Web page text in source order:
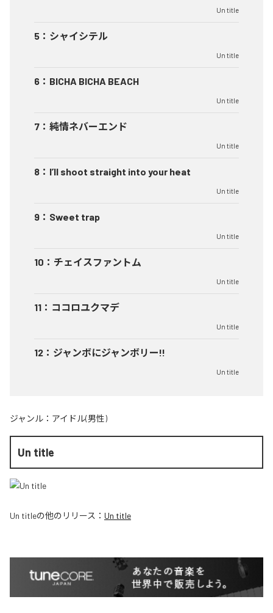
Un title
5 ： シャイシテル
Un title
6 ： BICHA BICHA BEACH
Un title
7 ： 純情ネバーエンド
Un title
8 ： I’ll shoot straight into your heat
Un title
9 ： Sweet trap
Un title
10 ： チェイスファントム
Un title
11 ： ココロユクマデ
Un title
12 ： ジャンボにジャンボリー!!
Un title
ジャンル： アイドル(男性)
Un title
Un titleの他のリリース： Un title